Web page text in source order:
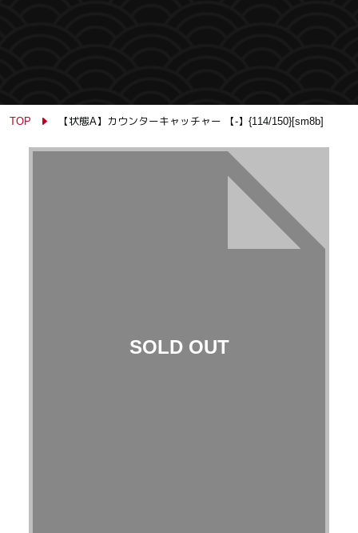
TOP 【状態A】カウンターキャッチャー 【-】{114/150}[sm8b]